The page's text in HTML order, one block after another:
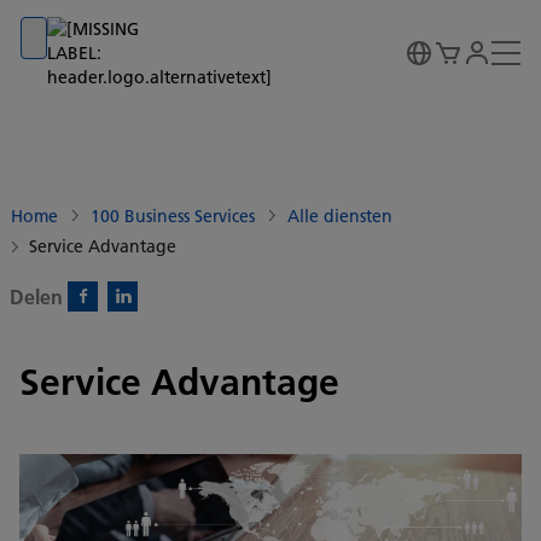
Go to banner
Go to content
Go to footer
Home 100 Business Services
Alle diensten
Service Advantage
Delen
Service Advantage